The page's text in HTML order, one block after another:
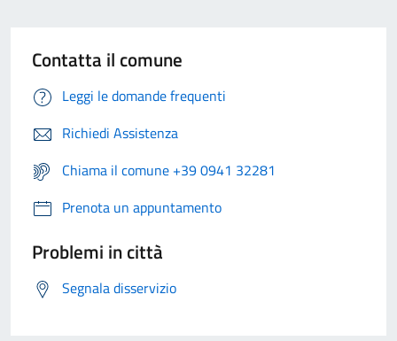
Contatta il comune
Leggi le domande frequenti
Richiedi Assistenza
Chiama il comune +39 0941 32281
Prenota un appuntamento
Problemi in città
Segnala disservizio